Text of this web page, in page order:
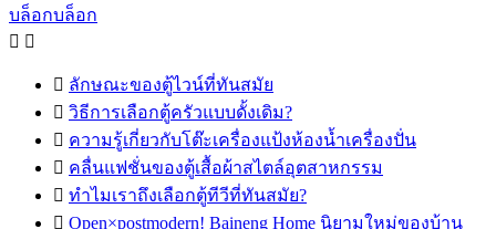
บล็อกบล็อก
 
 ลักษณะของตู้ไวน์ที่ทันสมัย
 วิธีการเลือกตู้ครัวแบบดั้งเดิม?
 ความรู้เกี่ยวกับโต๊ะเครื่องแป้งห้องน้ำเครื่องปั่น
 คลื่นแฟชั่นของตู้เสื้อผ้าสไตล์อุตสาหกรรม
 ทำไมเราถึงเลือกตู้ทีวีที่ทันสมัย?
 Open×postmodern! Baineng Home นิยามใหม่ของบ้าน